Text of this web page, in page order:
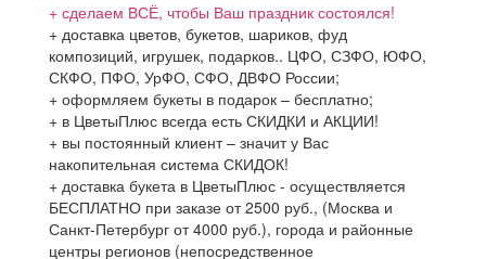
+ сделаем ВСЁ, чтобы Ваш праздник состоялся!
+ доставка цветов, букетов, шариков, фуд
композиций, игрушек, подарков.. ЦФО, СЗФО, ЮФО,
СКФО, ПФО, УрФО, СФО, ДВФО России;
+ оформляем букеты в подарок – бесплатно;
+ в ЦветыПлюс всегда есть СКИДКИ и АКЦИИ!
+ вы постоянный клиент – значит у Вас
накопительная система СКИДОК!
+ доставка букета в ЦветыПлюс - осуществляется
БЕСПЛАТНО при заказе от 2500 руб., (Москва и
Санкт-Петербург от 4000 руб.), города и районные
центры регионов (непосредственное